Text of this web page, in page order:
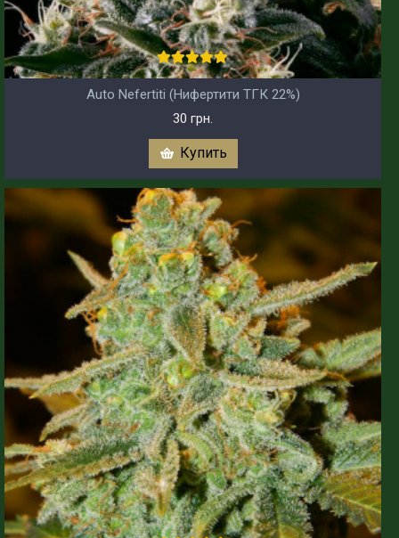
Auto Nefertiti (Нифертити ТГК 22%)
30 грн.
Купить